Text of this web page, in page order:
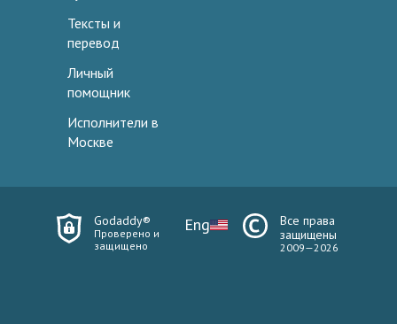
Тексты и
перевод
Личный
помощник
Исполнители в
Москве
Godaddy®
Проверено и
защищено
Eng
Все права
защищены
2009—2026